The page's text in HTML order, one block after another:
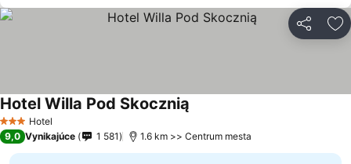
Zdieľať
3 Počet hviezdičiek
Hotel
Hotel Willa Pod Skocznią
9,0 Vynikajúce 1 581 1.6 km >> Centrum mesta